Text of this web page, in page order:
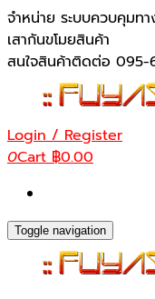
Skip
to
the
content
จำหน่าย ระบบควบคุมท
เสากันขโมยสินค้า
สนใจสินค้าติดต่อ 095-
Login / Register
0Cart฿0.00
Toggle navigation